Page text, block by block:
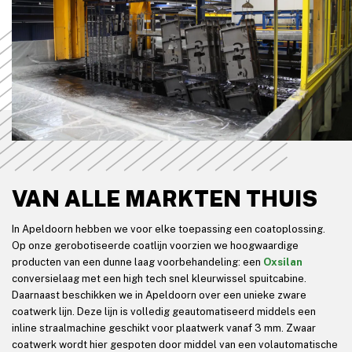
VAN ALLE MARKTEN THUIS
In Apeldoorn hebben we voor elke toepassing een coatoplossing.
Op onze gerobotiseerde coatlijn voorzien we hoogwaardige
producten van een dunne laag voorbehandeling: een Oxsilan
conversielaag met een high tech snel kleurwissel spuitcabine.
Daarnaast beschikken we in Apeldoorn over een unieke zware
coatwerk lijn. Deze lijn is volledig geautomatiseerd middels een
inline straalmachine geschikt voor plaatwerk vanaf 3 mm. Zwaar
coatwerk wordt hier gespoten door middel van een volautomatische